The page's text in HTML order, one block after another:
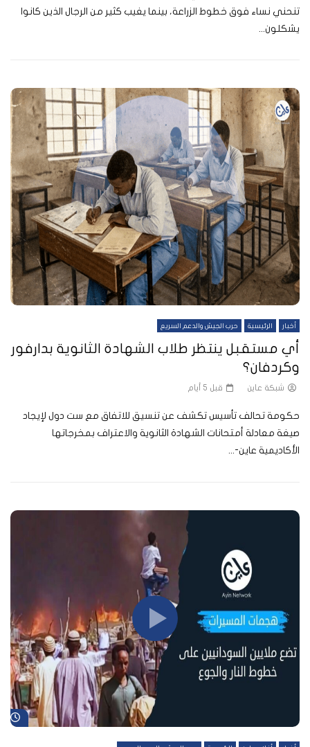
تنحني نساء فوق خطوط الزراعة، بينما يغيب كثير من الرجال الذين كانوا
يشكلون...
أخبار الرئيسية حرب الجيش والدعم السريع
أي مستقبل ينتظر طلاب الشهادة الثانوية بدارفور
وكردفان؟
شبكة عاين قبل 5 أيام
حكومة تحالف تأسيس تكشف عن تنسيق للاتفاق مع ست دول لإيجاد
صيغة معادلة أمتحانات الشهادة الثانوية والاعتراف بمخرجاتها
الأكاديمية عاين-...